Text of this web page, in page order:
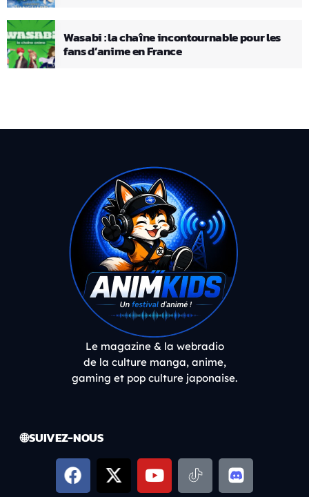
Wasabi : la chaîne incontournable pour les
fans d’anime en France
Le magazine & la webradio
de la culture manga, anime,
gaming et pop culture japonaise.
🌐 SUIVEZ-NOUS